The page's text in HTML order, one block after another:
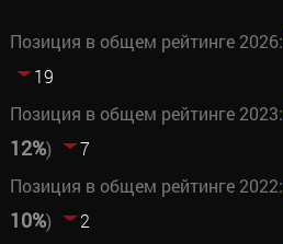
Позиция в общем рейтинге 2026:
19
Позиция в общем рейтинге 2023:
12%)
7
Позиция в общем рейтинге 2022:
10%)
2